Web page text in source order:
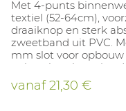
Met 4-punts
textiel (52-64cm),
draaiknop en sterk
zweetband uit PVC.
mm slot voor
gelaatsbescherming.
rood, groen, blauw,
Gewicht: 400g.
vanaf21,30 €